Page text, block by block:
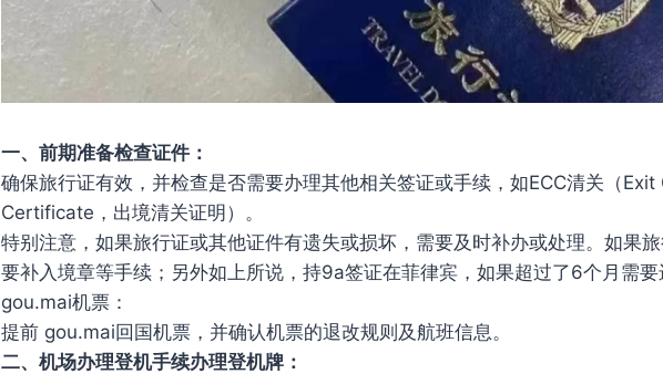
一、前期准备检查证件：
确保旅行证有效，并检查是否需要办理其他相关签证或手续，如ECC清关（
Certificate，出境清关证明）。
特别注意，如果旅行证或其他证件有遗失或损坏，需要及时补办或处理。如果
要补入境章等手续；另外如上所说，持9a签证在菲律宾，如果超过了6个月需
gou.mai机票：
提前 gou.mai回国机票，并确认机票的退改规则及航班信息。
二、机场办理登机手续办理登机牌：